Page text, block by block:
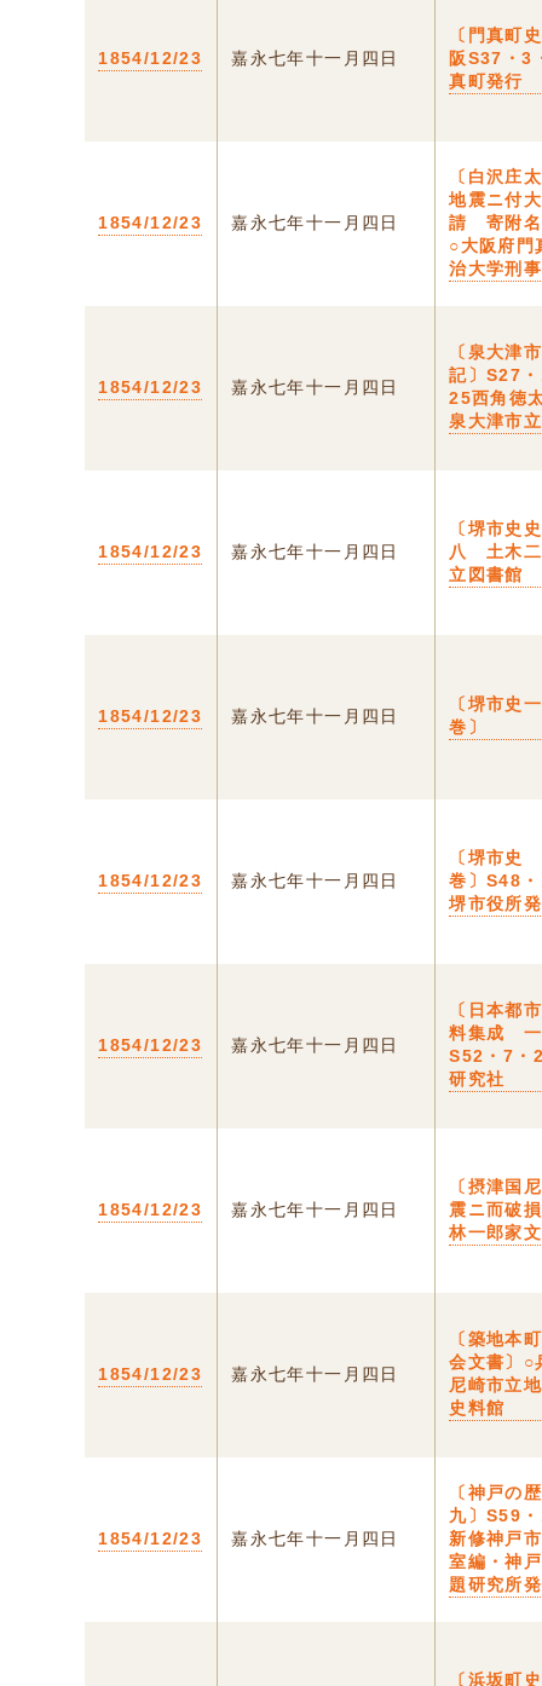
1854/12/23 嘉永七年十一月四日
〔門真町
阪S37・3
真町発行
1854/12/23 嘉永七年十一月四日
〔白沢庄
地震ニ付
請 寄附名
○大阪府門
治大学刑
1854/12/23 嘉永七年十一月四日
〔泉大津
記〕S27
25西角
泉大津市
1854/12/23 嘉永七年十一月四日
〔堺市史
八 土木二
立図書館
1854/12/23 嘉永七年十一月四日
〔堺市史
巻〕
1854/12/23 嘉永七年十一月四日
〔堺市史
巻〕S48
堺市役所
1854/12/23 嘉永七年十一月四日
〔日本都
料集成
S52・7・
研究社
1854/12/23 嘉永七年十一月四日
〔摂津国
震ニ而破
林一郎家
1854/12/23 嘉永七年十一月四日
〔築地本
会文書〕○
尼崎市立
史料館
1854/12/23 嘉永七年十一月四日
〔神戸
九〕S59
新修神戸
室編・神
題研究所
〔浜坂町